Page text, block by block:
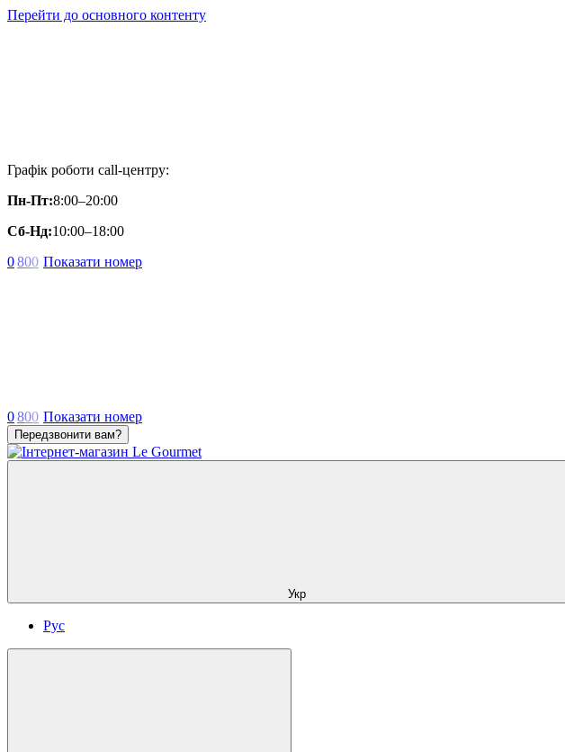
Перейти до основного контенту
Графік роботи call-центру:
Пн-Пт:8:00–20:00
Сб-Нд:10:00–18:00
0800 Показати номер
0800 Показати номер
Передзвонити вам?
Укр
Рус